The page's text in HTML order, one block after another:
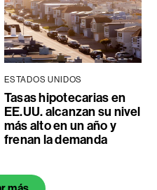
ESTADOS UNIDOS
Tasas hipotecarias en
EE.UU. alcanzan su nivel
más alto en un año y
frenan la demanda